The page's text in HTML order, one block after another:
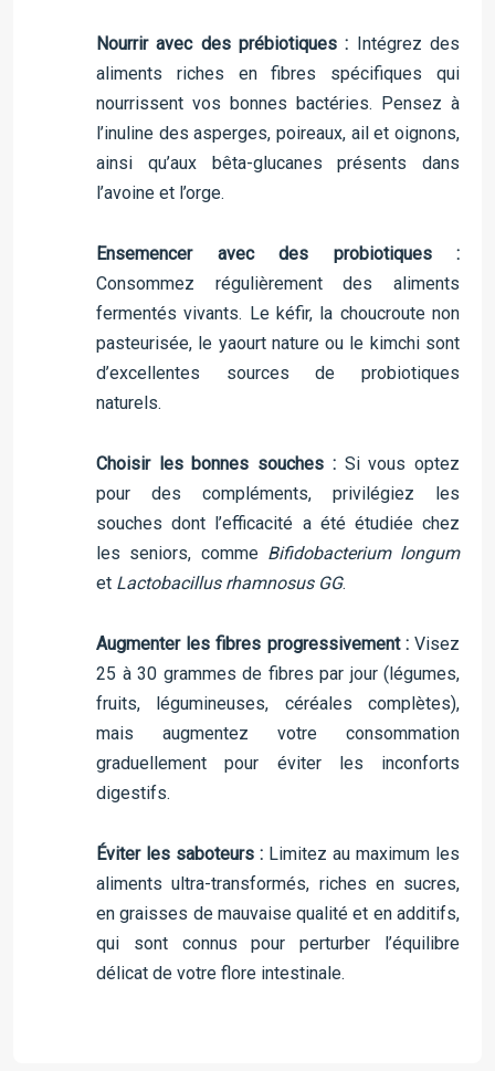
Nourrir avec des prébiotiques : Intégrez des
aliments riches en fibres spécifiques qui
nourrissent vos bonnes bactéries. Pensez à
l’inuline des asperges, poireaux, ail et oignons,
ainsi qu’aux bêta-glucanes présents dans
l’avoine et l’orge.
Ensemencer avec des probiotiques :
Consommez régulièrement des aliments
fermentés vivants. Le kéfir, la choucroute non
pasteurisée, le yaourt nature ou le kimchi sont
d’excellentes sources de probiotiques
naturels.
Choisir les bonnes souches :Si vous optez
pour des compléments, privilégiez les
souches dont l’efficacité a été étudiée chez
les seniors, comme Bifidobacterium longum
et Lactobacillus rhamnosus GG.
Augmenter les fibres progressivement :Visez
25 à 30 grammes de fibres par jour (légumes,
fruits, légumineuses, céréales complètes),
mais augmentez votre consommation
graduellement pour éviter les inconforts
digestifs.
Éviter les saboteurs : Limitez au maximum les
aliments ultra-transformés, riches en sucres,
en graisses de mauvaise qualité et en additifs,
qui sont connus pour perturber l’équilibre
délicat de votre flore intestinale.